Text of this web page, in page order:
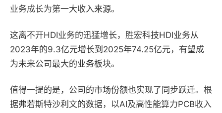
业务成长为第一大收入来源。
这离不开HDI业务的迅猛增长，胜宏科技HDI业务从
2023年的9.3亿元增长到2025年74.25亿元，有望成
为未来公司最大的业务板块。
值得一提的是，公司的市场份额也实现了同步跃迁。根
据弗若斯特沙利文的数据，以AI及高性能算力PCB收入